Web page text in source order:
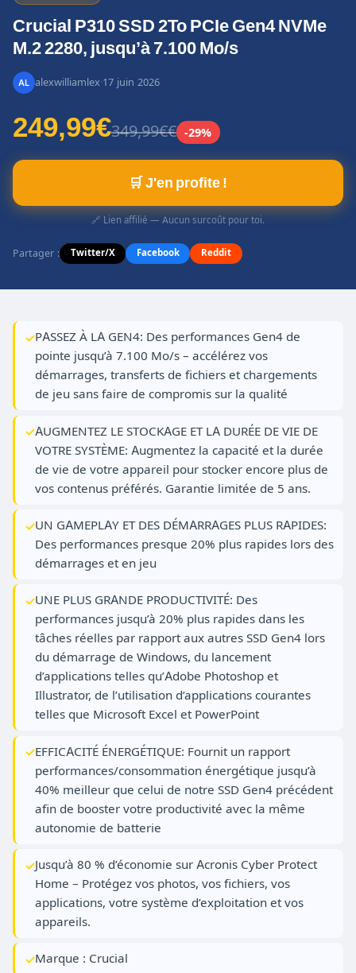
Crucial P310 SSD 2To PCIe Gen4 NVMe
M.2 2280, jusqu’à 7.100 Mo/s
alexwilliamlex·17 juin 2026
249,99€349,99€€ -29%
🛒 J'en profite !
🔗 Lien affilié — Aucun surcoût pour toi.
Partager : Twitter/X Facebook Reddit
PASSEZ À LA GEN4: Des performances Gen4 de
pointe jusqu’à 7.100 Mo/s – accélérez vos
démarrages, transferts de fichiers et chargements
de jeu sans faire de compromis sur la qualité
AUGMENTEZ LE STOCKAGE ET LA DURÉE DE VIE DE
VOTRE SYSTÈME: Augmentez la capacité et la durée
de vie de votre appareil pour stocker encore plus de
vos contenus préférés. Garantie limitée de 5 ans.
UN GAMEPLAY ET DES DÉMARRAGES PLUS RAPIDES:
Des performances presque 20% plus rapides lors des
démarrages et en jeu
UNE PLUS GRANDE PRODUCTIVITÉ: Des
performances jusqu’à 20% plus rapides dans les
tâches réelles par rapport aux autres SSD Gen4 lors
du démarrage de Windows, du lancement
d’applications telles qu’Adobe Photoshop et
Illustrator, de l’utilisation d’applications courantes
telles que Microsoft Excel et PowerPoint
EFFICACITÉ ÉNERGÉTIQUE: Fournit un rapport
performances/consommation énergétique jusqu’à
40% meilleur que celui de notre SSD Gen4 précédent
afin de booster votre productivité avec la même
autonomie de batterie
Jusqu’à 80 % d’économie sur Acronis Cyber Protect
Home – Protégez vos photos, vos fichiers, vos
applications, votre système d’exploitation et vos
appareils.
Marque : Crucial